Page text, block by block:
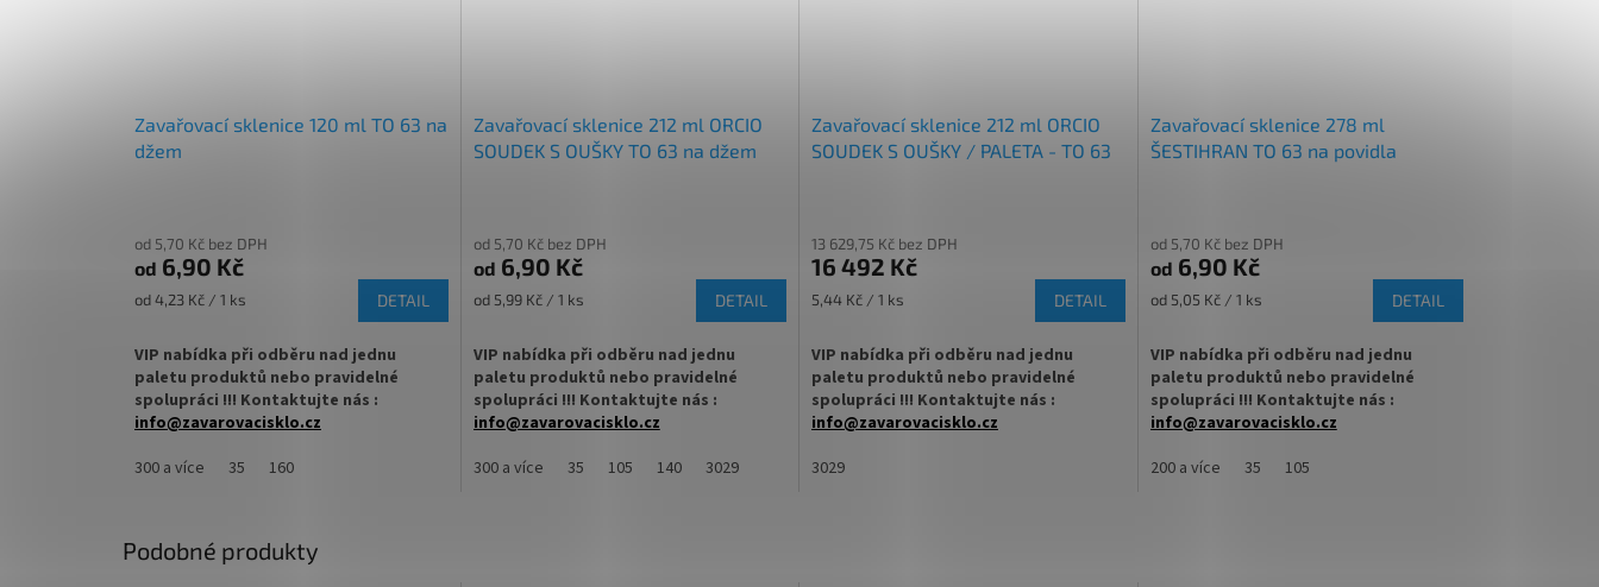
Zavařovací sklenice 120 ml TO 63 na
džem
od 5,70 Kč bez DPH
od 6,90 Kč
Měrná
od 4,23 Kč / 1 ks DETAIL
VIP nabídka při odběru nad jednu
paletu produktů nebo pravidelné
spolupráci !!! Kontaktujte nás :
info@zavarovacisklo.cz
Zavařovací sklenice 120 ml Twist Off TO 63
✅Praktická sklenice pro široké využití 120
300 a více 35 160
Zavařovací sklenice 212 ml ORCIO
SOUDEK S OUŠKY TO 63 na džem
od 5,70 Kč bez DPH
od 6,90 Kč
Měrná
od 5,99 Kč / 1 ks DETAIL
VIP nabídka při odběru nad jednu
paletu produktů nebo pravidelné
spolupráci !!! Kontaktujte nás :
info@zavarovacisklo.cz
Zavařovací sklenice 212 ml Twist Off TO 63
300 a více 35 105 140 3029
Zavařovací sklenice 212 ml ORCIO
SOUDEK S OUŠKY / PALETA - TO 63
13 629,75 Kč bez DPH
16 492 Kč
Měrná
5,44 Kč / 1 ks DETAIL
VIP nabídka při odběru nad jednu
paletu produktů nebo pravidelné
spolupráci !!! Kontaktujte nás :
info@zavarovacisklo.cz
✅Vkusná dárková zaoblená zavařovací
3029
Zavařovací sklenice 278 ml
ŠESTIHRAN TO 63 na povidla
od 5,70 Kč bez DPH
od 6,90 Kč
Měrná
od 5,05 Kč / 1 ks DETAIL
VIP nabídka při odběru nad jednu
paletu produktů nebo pravidelné
spolupráci !!! Kontaktujte nás :
info@zavarovacisklo.cz
Zavařovací sklenice 278 ml Twist Off TO 63
200 a více 35 105
Podobné produkty